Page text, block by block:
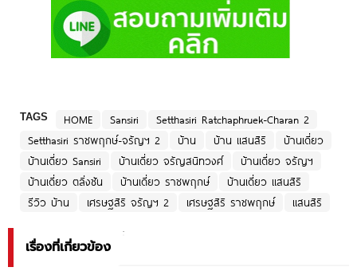
TAGS HOME Sansiri
Setthasiri Ratchaphruek-Charan 2
Setthasiri ราชพฤกษ์-จรัญฯ 2
บ้าน บ้าน แสนสิริ
บ้านเดี่ยว
บ้านเดี่ยว Sansiri
บ้านเดี่ยว จรัญสนิทวงศ์
บ้านเดี่ยว จรัญฯ
บ้านเดี่ยว ตลิ่งชัน
บ้านเดี่ยว ราชพฤกษ์
บ้านเดี่ยว แสนสิริ
รีวิว บ้าน
เศรษฐสิริ จรัญฯ 2 เศรษฐสิริ ราชพฤกษ์ แสนสิริ
เรื่องที่เกี่ยวข้อง